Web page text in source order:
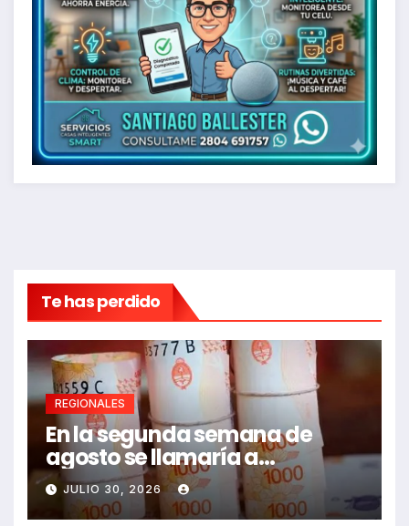
Te has perdido
REGIONALES
En la segunda semana de
agosto se llamaría a
paritarias
JULIO 30, 2026